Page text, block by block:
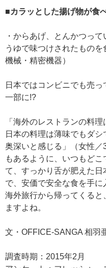
■カラッとした揚げ物が食
・からあげ、とんかつっ
うゆで味つけされたもの
機械・精密機器）
日本ではコンビニでも売
一部に!?
「海外のレストランの料
日本の料理は薄味でもダシ
奥深いと感じる」（女性／
もあるように、いつもど
て、すっかり舌が肥えた
で、安価で安全な食を手に
海外旅行から帰ってくると
ますよね。
文・OFFICE-SANGA 相羽
調査時期：2015年2月